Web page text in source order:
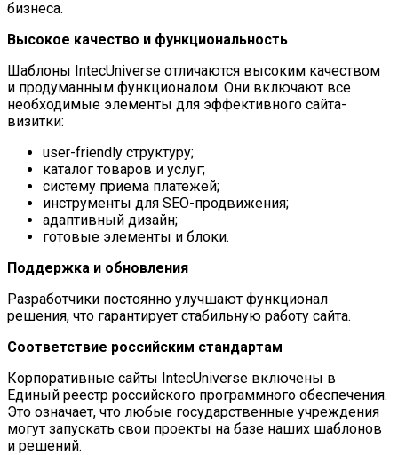
бизнеса.
Высокое качество и функциональность
Шаблоны IntecUniverse отличаются высоким качеством
и продуманным функционалом. Они включают все
необходимые элементы для эффективного сайта-
визитки:
user-friendly структуру;
каталог товаров и услуг;
систему приема платежей;
инструменты для SEO-продвижения;
адаптивный дизайн;
готовые элементы и блоки.
Поддержка и обновления
Разработчики постоянно улучшают функционал
решения, что гарантирует стабильную работу сайта.
Соответствие российским стандартам
Корпоративные сайты IntecUniverse включены в
Единый реестр российского программного обеспечения.
Это означает, что любые государственные учреждения
могут запускать свои проекты на базе наших шаблонов
и решений.